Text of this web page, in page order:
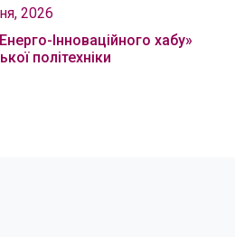
2026
Інноваційного хабу»
політехніки